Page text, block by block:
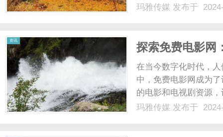
地观看各种类型的电
玛雅传媒 发布于
资讯
探索免费电影网
在当今数字化时代，
中，免费电影网成为
的电影和电视剧资源
剧，总是引起观众们
玛雅传媒 发布于